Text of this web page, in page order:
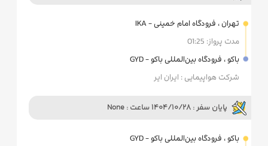
تهران ، فرودگاه امام خمینی - IKA
مدت پرواز: 01:25
باکو ، فرودگاه بین‌المللی باکو - GYD
شرکت هواپیمایی : ایران ایر
پایان سفر : 1404/10/28 ساعت : None
باکو ، فرودگاه بین‌المللی باکو - GYD